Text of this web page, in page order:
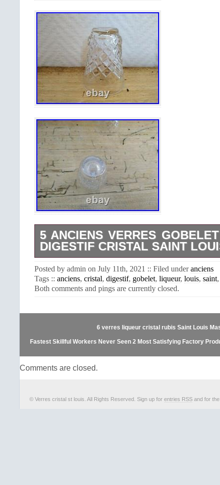
5 ANCIENS VERRES
DIGESTIF CRISTAL SAINT
CRISTAL Saint Louis.
boutique. Envoi soigné
possible. L’item “5 ANCIENS
vente depuis le mardi 15 décembre
noms français\Verres, flûtes,
est “laboudeuse-lecrapaud” et
Posted by admin on July 11th, 2021 :: Filed underanciens
Tags :: anciens, cristal, digestif, gobelet, liqueur, louis, saint
Both comments and pings are currently closed.
6 verres liqueur cristal rubis Saint Louis
Fastest Skillful Workers Never Seen 2 Most Satisfying Factory
Comments are closed.
© Verres cristal st louis. All Rights Reserved. Sign up for entries RSS and for